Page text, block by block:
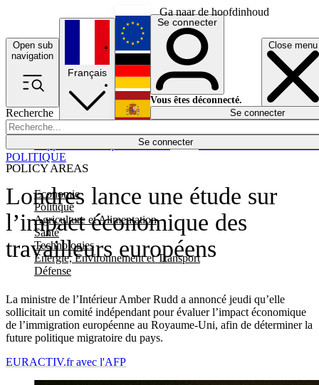
Ga naar de hoofdinhoud
Open sub
navigation
Close menu
Recherche
Se connecter
POLICY AREAS
Economie
Politique
Agriculture et Alimentation
Santé
Technologies
Energie, Environnement et Transport
Défense
Économie
Français
English
Deutsch
Español
Se connecter
Vous êtes déconnecté.
Se connecter
Londres lance une étude sur
l’impact économique des
travailleurs européens
La ministre de l’Intérieur Amber Rudd a annoncé jeudi qu’elle
sollicitait un comité indépendant pour évaluer l’impact économique
de l’immigration européenne au Royaume-Uni, afin de déterminer la
future politique migratoire du pays.
POLITIQUE
EURACTIV.fr avec l'AFP